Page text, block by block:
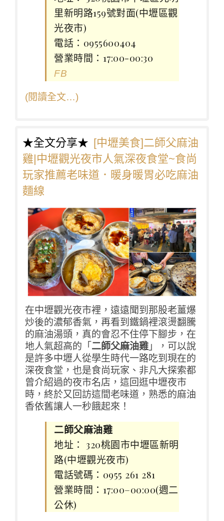
里新明路159號對面(中壢區觀
光夜市)
電話：0955600404
營業時間：17:00-00:30
FB
(閱讀全文…)
★全文分享★ [中壢美食]二師父麻油
雞|中壢觀光夜市人氣深夜食堂~食尚
玩家推薦老味道．暖身暖胃必吃麻油
麵線
在中壢觀光夜市裡，遠遠聞到那股老薑爆
炒後的濃郁香氣，再看到鐵鍋裡滾燙翻騰
的麻油湯頭，真的會忍不住停下腳步，在
地人氣超高的「二師父麻油雞」，可以說
是許多中壢人從學生時代一路吃到現在的
深夜食堂，也是食尚玩家、非凡大探索都
曾介紹過的夜市名店，這回逛中壢夜市
時，終於又回訪這間老味道，熟悉的麻油
香依舊讓人一秒餓起來！
二師父麻油雞
地址： 320桃園市中壢區新明
路(中壢觀光夜市)
電話號碼：0955 261 281
營業時間：17:00–00:00(週二
公休)